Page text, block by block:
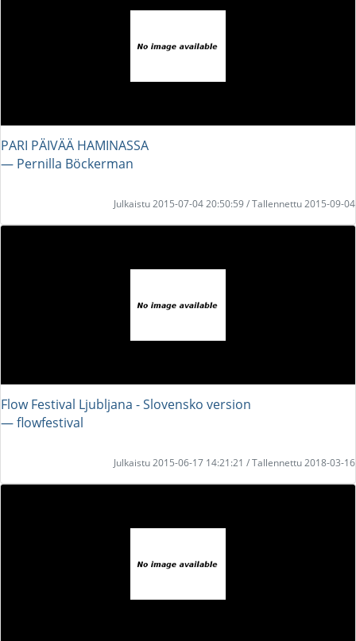
PARI PÄIVÄÄ HAMINASSA
― Pernilla Böckerman
Julkaistu 2015-07-04 20:50:59 / Tallennettu 2015-09-04
Flow Festival Ljubljana - Slovensko version
― flowfestival
Julkaistu 2015-06-17 14:21:21 / Tallennettu 2018-03-16